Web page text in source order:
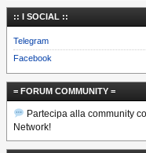
:: I SOCIAL ::
Telegram
Facebook
= FORUM COMMUNITY =
Partecipa alla community
Network!